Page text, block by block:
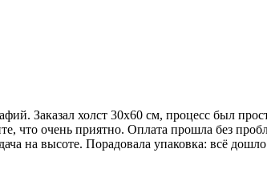
Заказал холст 30х60 см, процесс был
что очень приятно. Оплата прошла без
на высоте. Порадовала упаковка: всё